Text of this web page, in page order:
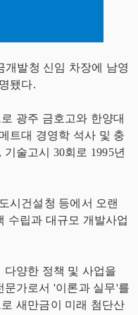
발청 신임 차장에 남영
됐다.
광주 금호고와 한양대
트대 경영학 석사 및 충
술고시 30회로 1995년
시건설청 등에서 오랜
수립과 대규모 개발사업
양한 정책 및 사업을
문가로서 '이론과 실무'를
새만금이 미래 첨단산